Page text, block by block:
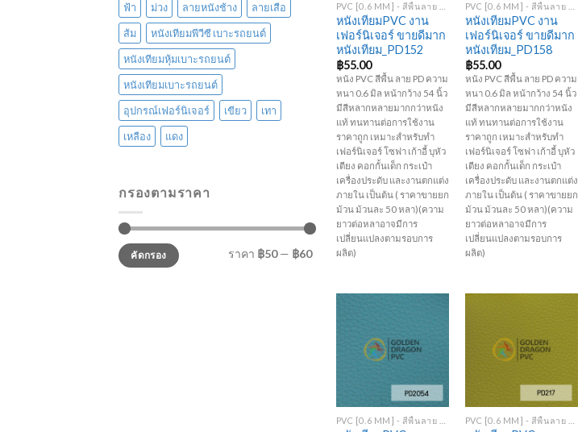
ฟ้า
ม่วง ลายหนังช้าง
ลายเสือ
ส้ม
หนังเทียมพีวีซี เบาะรถยนต์
หนังเทียมหุ้มเบาะรถยนต์
หนังเทียมเบาะรถยนต์
อุปกรณ์เฟอร์นิเจอร์
เขียว
เทา
เหลือง
แดง
กรองตามราคา
ราคา
ต่ำ
สุด
ราคา
สูงสุดคัดกรอง ราคา ฿50— ฿60
หนังเทียมPVC งาน
เฟอร์นิเจอร์ ขายดีมาก
หนังเทียม_PD152
฿55.00
หนัง PVC สีพื้น ลาย PD ความ
หนา 0.6 มิล หน้ากว้าง 54 นิ้ว
มีสีหลากหลายมากกว่าหนัง
แท้ ทนทานต่อการใช้งาน
ราคาถูก เหมาะสำหรับทำ
เฟอร์นิเจอร์ โซฟา เก้าอี้ บุหัว
เตียง คอกกั้นเด็ก กระเป๋า
เครื่องประดับ และงานตกแต่ง
ภายใน เป็นต้น ( ราคาขายยก
ม้วน ม้วนละ 50 หลา)(ความ
ยาวต่อหลาอาจมีการ
เปลี่ยนแปลงตามรอบการ
ผลิต)
หนังเทียมPVC งาน
เฟอร์นิเจอร์ ขายดีมาก
หนังเทียม_PD158
฿55.00
หนัง PVC สีพื้น ลาย PD ความ
หนา 0.6 มิล หน้ากว้าง 54 นิ้ว
มีสีหลากหลายมากกว่าหนัง
แท้ ทนทานต่อการใช้งาน
ราคาถูก เหมาะสำหรับทำ
เฟอร์นิเจอร์ โซฟา เก้าอี้ บุหัว
เตียง คอกกั้นเด็ก กระเป๋า
เครื่องประดับ และงานตกแต่ง
ภายใน เป็นต้น ( ราคาขายยก
ม้วน ม้วนละ 50 หลา)(ความ
ยาวต่อหลาอาจมีการ
เปลี่ยนแปลงตามรอบการ
ผลิต)